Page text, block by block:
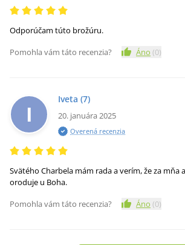
Odporúčam túto brožúru.
Pomohla vám táto recenzia?
Áno (0)
I
Iveta (7)
20. januára 2025
Overená recenzia
Svätého Charbela mám rada a verím, že za mňa
oroduje u Boha.
Pomohla vám táto recenzia?
Áno (0)